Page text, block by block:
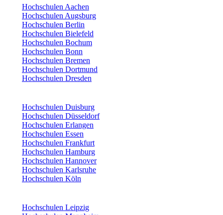
Hochschulen Aachen
Hochschulen Augsburg
Hochschulen Berlin
Hochschulen Bielefeld
Hochschulen Bochum
Hochschulen Bonn
Hochschulen Bremen
Hochschulen Dortmund
Hochschulen Dresden
Hochschulen Duisburg
Hochschulen Düsseldorf
Hochschulen Erlangen
Hochschulen Essen
Hochschulen Frankfurt
Hochschulen Hamburg
Hochschulen Hannover
Hochschulen Karlsruhe
Hochschulen Köln
Hochschulen Leipzig